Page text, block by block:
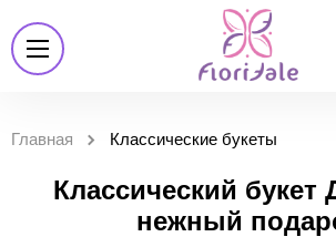
Главная Классические букеты
Классический букет
нежный